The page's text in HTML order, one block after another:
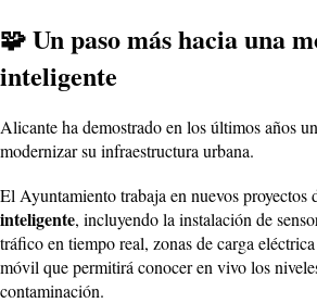
🧩 Un paso más hacia una
inteligente
Alicante ha demostrado en los últimos años
modernizar su infraestructura urbana.
El Ayuntamiento trabaja en nuevos proyectos
inteligente, incluyendo la instalación de
tráfico en tiempo real, zonas de carga
móvil que permitirá conocer en vivo los
contaminación.